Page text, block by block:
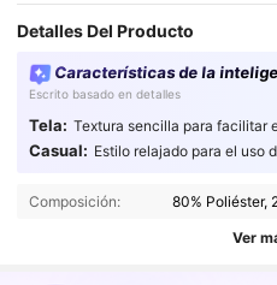
Detalles Del Producto
Características de la
Escrito basado en detalles
Tela: Textura sencilla para facilitar
Casual: Estilo relajado para el uso
Composición: 80% Poliéster,
Ver